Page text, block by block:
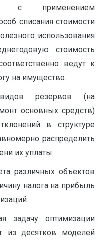
с применением
списания стоимости
использования
стоимость
ведут к
на имущество.
резервов (на
основных средств)
в структуре
распределить
их уплаты.
различных объектов
налога на прибыль
задачу оптимизации
из десятков моделей